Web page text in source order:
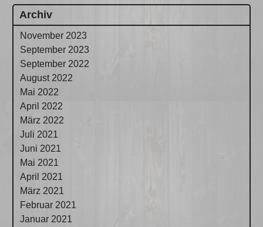
Archiv
November 2023
September 2023
September 2022
August 2022
Mai 2022
April 2022
März 2022
Juli 2021
Juni 2021
Mai 2021
April 2021
März 2021
Februar 2021
Januar 2021